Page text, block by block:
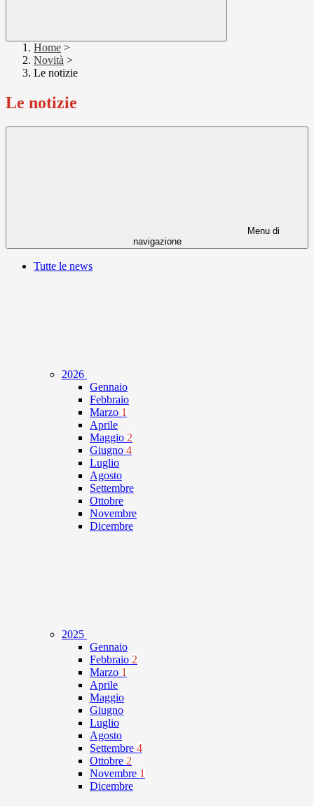
Home >
Novità >
Le notizie
Le notizie
Menu di
navigazione
Tutte le news
2026
Gennaio
Febbraio
Marzo 1
Aprile
Maggio 2
Giugno 4
Luglio
Agosto
Settembre
Ottobre
Novembre
Dicembre
2025
Gennaio
Febbraio 2
Marzo 1
Aprile
Maggio
Giugno
Luglio
Agosto
Settembre 4
Ottobre 2
Novembre 1
Dicembre